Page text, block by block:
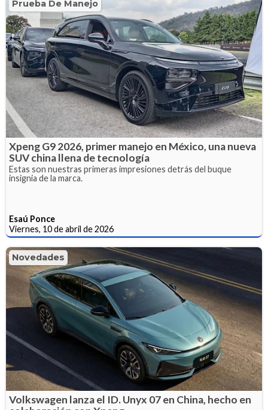
Prueba De Manejo
Xpeng G9 2026, primer manejo en México, una nueva
SUV china llena de tecnología
Estas son nuestras primeras impresiones detrás del buque
insignia de la marca.
Esaú Ponce
Viernes, 10 de abril de 2026
Novedades
Volkswagen lanza el ID. Unyx 07 en China, hecho en